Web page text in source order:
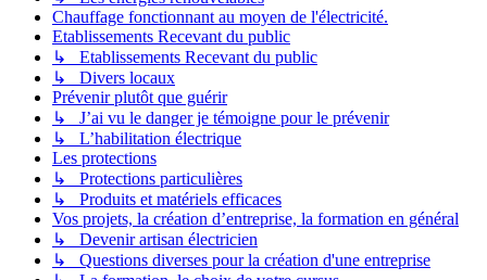
Chauffage fonctionnant au moyen de l'électricité.
Etablissements Recevant du public
↳ Etablissements Recevant du public
↳ Divers locaux
Prévenir plutôt que guérir
↳ J’ai vu le danger je témoigne pour le prévenir
↳ L’habilitation électrique
Les protections
↳ Protections particulières
↳ Produits et matériels efficaces
Vos projets, la création d’entreprise, la formation en général
↳ Devenir artisan électricien
↳ Questions diverses pour la création d'une entreprise